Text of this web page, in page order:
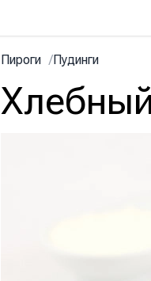
Пироги /Пудинги